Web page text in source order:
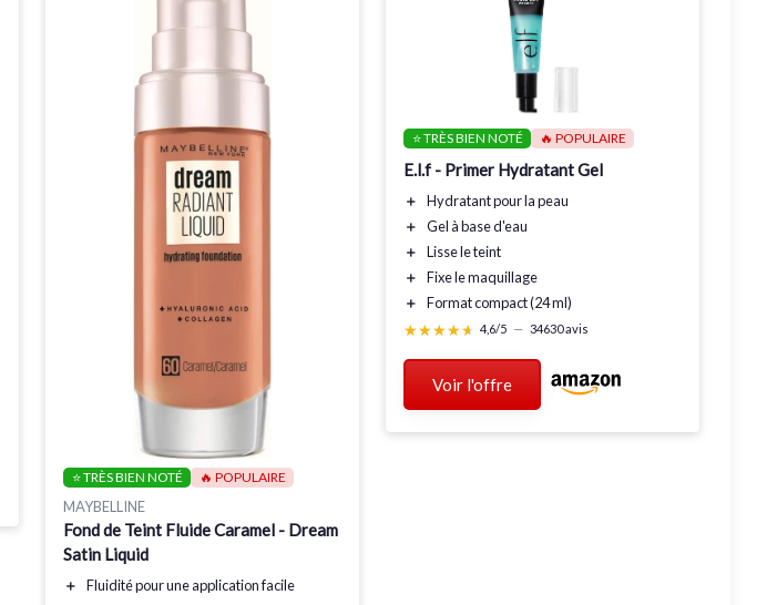
⭐ TRÈS BIEN NOTÉ 🔥 POPULAIRE
MAYBELLINE
Fond de Teint Fluide Caramel - Dream
Satin Liquid
＋ Fluiditépour une application facile
⭐ TRÈS BIEN NOTÉ 🔥 POPULAIRE
E.l.f - Primer Hydratant Gel
＋ Hydratantpour la peau
＋
Gelà base d'eau
＋
Lissele teint
＋
Fixe le maquillage
＋
Format compact(24 ml)
★★★★★
★★★★★ 4,6/5 — 34630 avis
Voir l'offre